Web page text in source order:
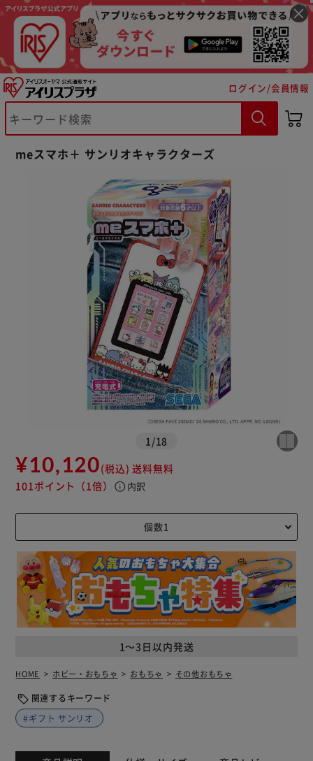
ログイン/会員情報
meスマホ＋ サンリオキャラクターズ
1 /18
¥10,120(税込) 送料無料
101ポイント （1倍） info 内訳
1～3日以内発送
HOME ホビー・おもちゃ おもちゃ その他おもちゃ
関連するキーワード
#ギフト サンリオ
※ご確認ください
カートに入れる 購入手続きへ